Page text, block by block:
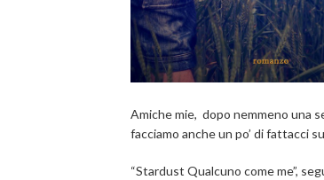
Amiche mie, dopo nemmeno una
facciamo anche un po’ di fattacci
“Stardust Qualcuno come me”,